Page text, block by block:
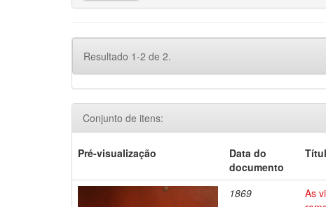
Resultado 1-2 de 2.
Conjunto de itens:
Pré-visualização
Data do
documento
1869
As